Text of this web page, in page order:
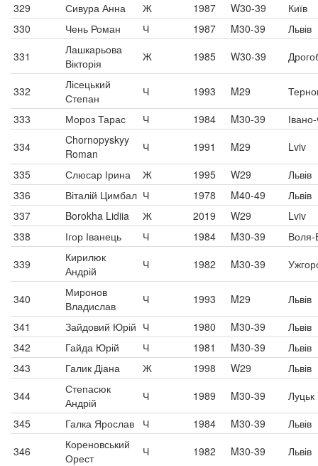
329 Сивура Анна Ж 1987 W30-39
Київ
330
Чень Роман Ч 1987 M30-39
Львів
331
Лашкарьова
Вікторія
Ж 1985 W30-39
332
Лісецький
Степан
Ч 1993 M29
333
Мороз Тарас Ч 1984 M30-39
334
Chornopyskyy
Roman
Ч 1991 M29
Lviv
335
Слюсар Ірина Ж 1995 W29
Львів
336
Віталій Цимбал Ч 1978 M40-49
Львів
337
Borokha Lidiia Ж 2019 W29
Lviv
338
Ігор Іванець Ч 1984 M30-39
Воля-
339
Кирилюк
Андрій
Ч 1982 M30-39
340
Миронов
Владислав
Ч 1993 M29
Львів
341
Зайдовий Юрій Ч 1980 M30-39
Львів
342
Гайда Юрій Ч 1981 M30-39
Львів
343
Галик Діана Ж 1998 W29
Львів
344
Степасюк
Андрій
Ч 1989 M30-39
Луцьк
345
Галка Ярослав Ч 1984 M30-39
Львів
346
Кореновський
Орест
Ч 1982 M30-39
Львів